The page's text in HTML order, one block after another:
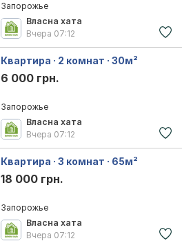
Запорожье
Власна хата
Вчера 07:12
Квартира · 2 комнат · 30м²
6 000 грн.
Запорожье
Власна хата
Вчера 07:12
Квартира · 3 комнат · 65м²
18 000 грн.
Запорожье
Власна хата
Вчера 07:12